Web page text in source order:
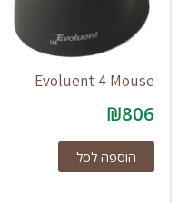
Evoluent 4 Mouse
₪806
הוספה לסל